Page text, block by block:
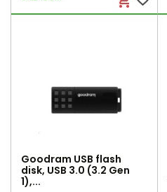
Goodram USB flash
disk, USB 3.0 (3.2 Gen
1),...